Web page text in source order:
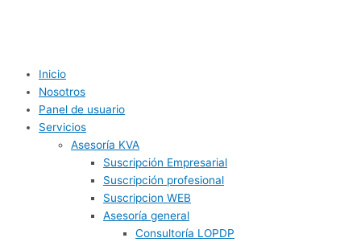
Inicio
Nosotros
Panel de usuario
Servicios
Asesoría KVA
Suscripción Empresarial
Suscripción profesional
Suscripcion WEB
Asesoría general
Consultoría LOPDP